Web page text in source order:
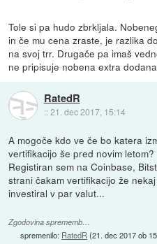
Tole si pa hudo zbrkljala.
in če mu cena zraste, je razlika
na svoj trr. Drugače pa imaš
ne pripisuje nobena extra
RatedR
::21. dec 2017, 15:14
A mogoče kdo ve če bo katera
vertifikacijo še pred novim letom?
Registiran sem na Coinbase,
strani čakam vertifikacijo že
investiral v par valut...
Zgodovina sprememb…
spremenilo: RatedR (21. dec 2017 ob